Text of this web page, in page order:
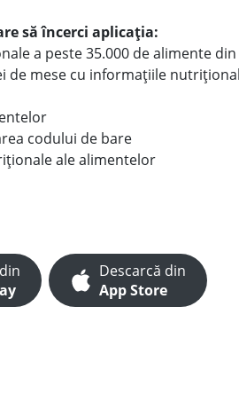
să încerci aplicația:
a peste 35.000 de alimente din
de mese cu informațiile
codului de bare
ale alimentelor
Descarcă din
App Store